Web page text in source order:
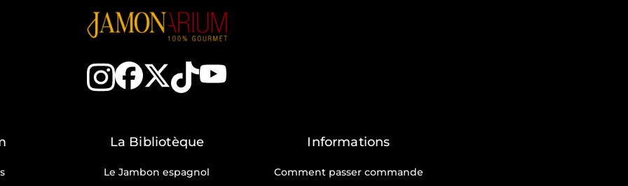
La Bibliotèque
Le Jambon espagnol
Informations
Comment passer commande